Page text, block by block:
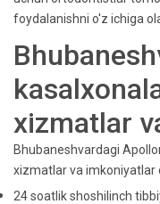
foydalanishni o'z ichiga
xizmatlar
Bhubaneshvardagi
xizmatlar va imkoniyatlar
24 soatlik shoshilinch